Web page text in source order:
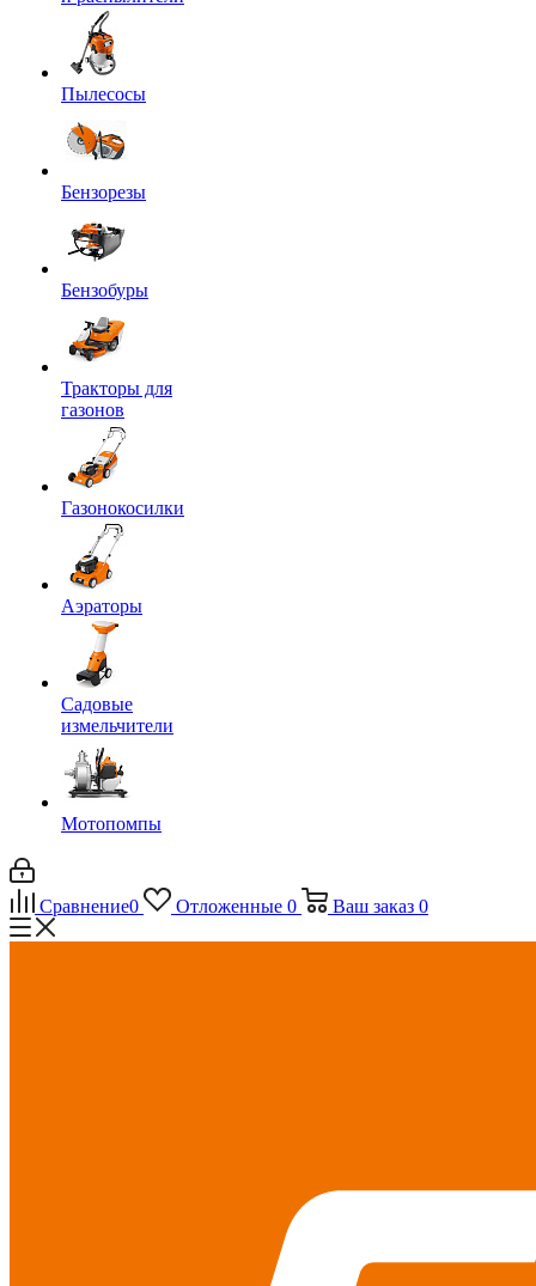
Пылесосы
Бензорезы
Бензобуры
Тракторы для
газонов
Газонокосилки
Аэраторы
Садовые
измельчители
Мотопомпы
Сравнение0 Отложенные 0 Ваш заказ 0